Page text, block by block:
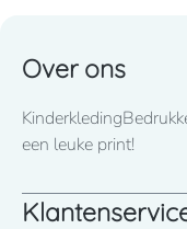
Over ons
een leuke print!